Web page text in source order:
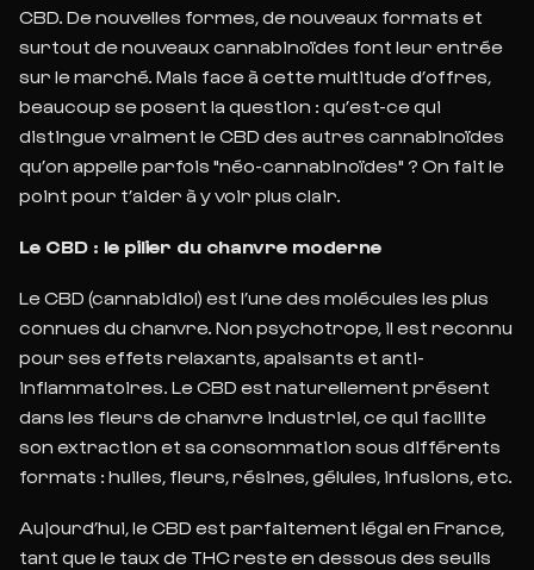
CBD. De nouvelles formes, de nouveaux formats et
surtout de nouveaux cannabinoïdes font leur entrée
sur le marché. Mais face à cettemultitude d’offres,
beaucoup se posent la question : qu’est-ce qui
distingue vraiment le CBD des autres cannabinoïdes
qu’on appelle parfois "néo-cannabinoïdes" ? On fait le
point pour t’aider à y voir plus clair.
Le CBD : le pilier du chanvre moderne
Le CBD (cannabidiol) est l’une des molécules les plus
connues du chanvre. Non psychotrope, il est reconnu
pour ses effets relaxants, apaisants et anti-
inflammatoires. Le CBD est naturellement présent
dans les fleurs de chanvre industriel, ce qui facilite
son extraction et sa consommation sous différents
formats : huiles, fleurs, résines, gélules, infusions, etc.
Aujourd’hui, le CBD est parfaitement légal en France,
tant que le taux de THC reste en dessous des seuils